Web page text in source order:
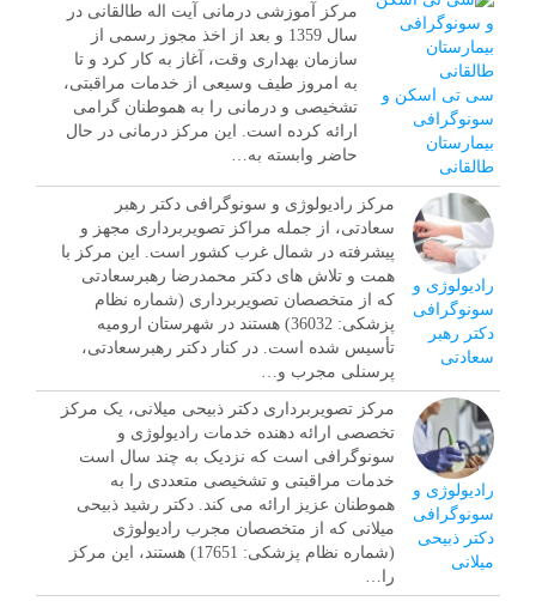
سی تی اسکن و
سونوگرافی
بیمارستان
طالقانی
مرکز آموزشی درمانی آیت اله طالقانی در
سال 1359 و بعد از اخذ مجوز رسمی از
سازمان بهداری وقت، آغاز به کار کرد و تا
به امروز طیف وسیعی از خدمات مراقبتی،
تشخیصی و درمانی را به هموطنان گرامی
ارائه کرده است. این مرکز درمانی در حال
حاضر وابسته به…
رادیولوژی و
سونوگرافی
دکتر رهبر
سعادتی
مرکز رادیولوژی و سونوگرافی دکتر رهبر
سعادتی، از جمله مراکز تصویربرداری مجهز و
پیشرفته در شمال غرب کشور است. این مرکز با
همت و تلاش های دکتر محمدرضا رهبرسعادتی
که از متخصصان تصویربرداری (شماره نظام
پزشکی: 36032) هستند در شهرستان ارومیه
تأسیس شده است. در کنار دکتر رهبرسعادتی،
پرسنلی مجرب و…
رادیولوژی و
سونوگرافی
دکتر ذبیحی
میلانی
مرکز تصویربرداری دکتر ذبیحی میلانی، یک مرکز
تخصصی ارائه دهنده خدمات رادیولوژی و
سونوگرافی است که نزدیک به چند سال است
خدمات مراقبتی و تشخیصی متعددی را به
هموطنان عزیز ارائه می کند. دکتر رشید ذبیحی
میلانی که از متخصصان مجرب رادیولوژی
(شماره نظام پزشکی: 17651) هستند، این مرکز
را…